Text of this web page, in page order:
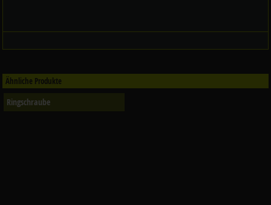
Ähnliche Produkte
Ringschraube